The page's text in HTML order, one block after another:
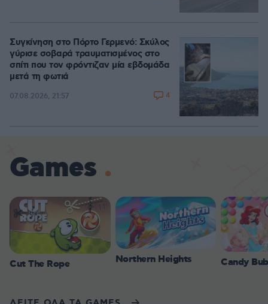
Συγκίνηση στο Πόρτο Γερμενό: Σκύλος
γύρισε σοβαρά τραυματισμένος στο
σπίτι που τον φρόντιζαν μία εβδομάδα
μετά τη φωτιά
07.08.2026, 21:57 4
Games
Cut The Rope Northern Heights Candy